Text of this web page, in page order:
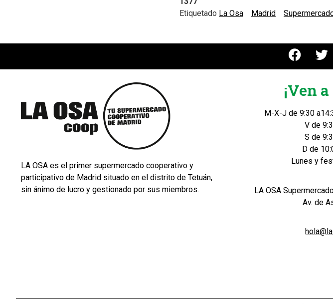
Etiquetado La Osa Madrid
LA OSA es el primer supermercado cooperativo y
participativo de Madrid situado en el distrito de Tetuán,
sin ánimo de lucro y gestionado por sus miembros.
¡Ven
M-X-J de 9:30
V de
S de
D de
Lunes y
LA OSA
Av. de